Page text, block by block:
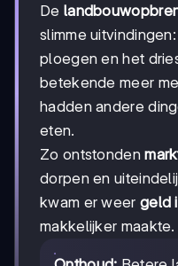
De
slimme
ploegen en het
betekende meer
hadden andere
eten.
Zo ontstonden
dorpen en
kwam er weer geld
makkelijker maakte.